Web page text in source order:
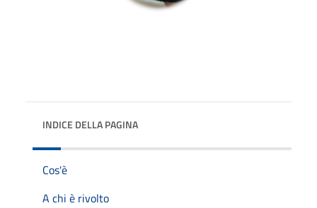
INDICE DELLA PAGINA
Cos'è
A chi è rivolto